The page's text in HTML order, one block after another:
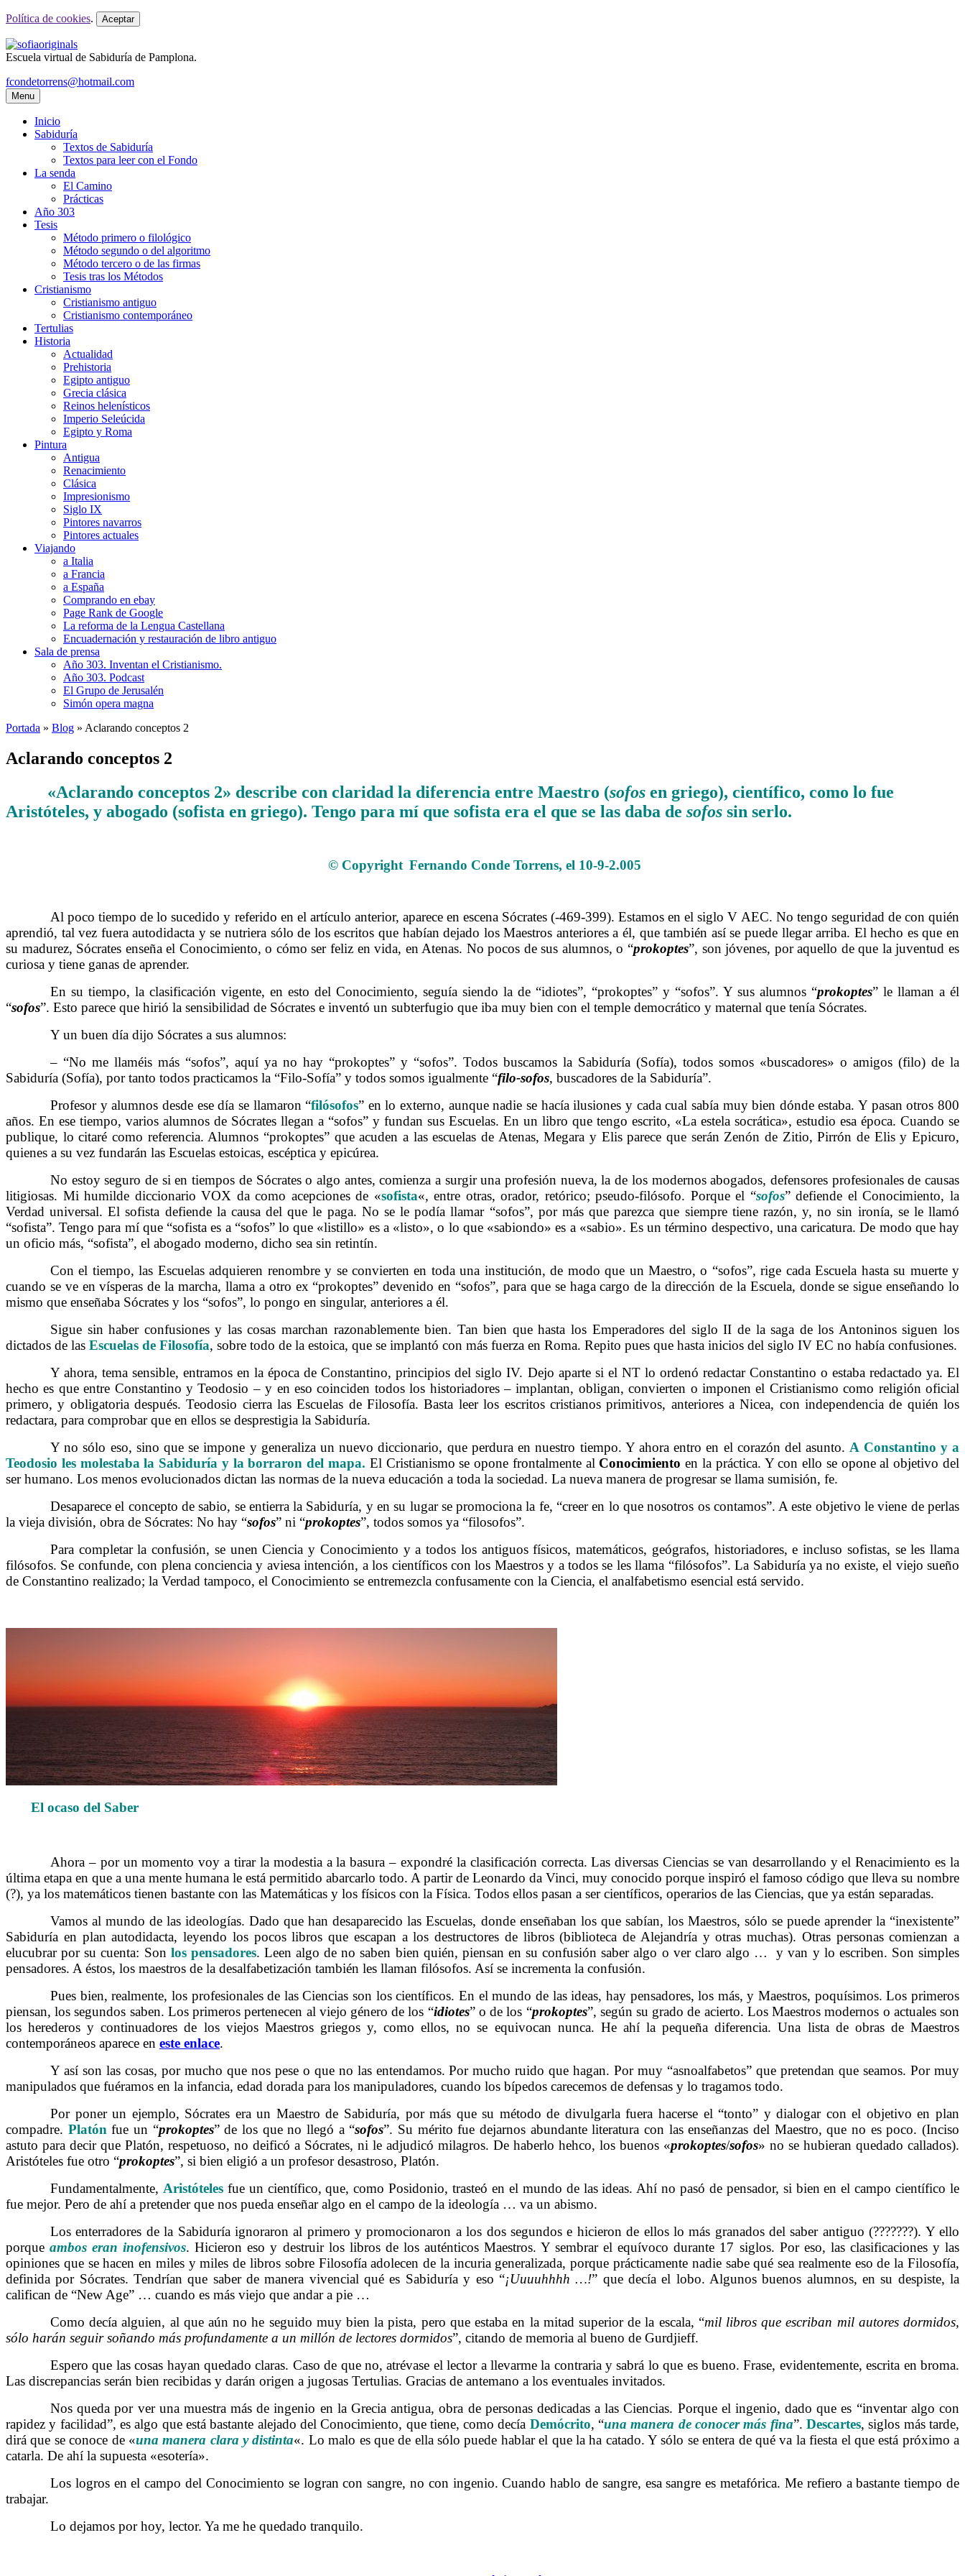
Política de cookies. Aceptar
Escuela virtual de Sabiduría de Pamplona.
fcondetorrens@hotmail.com
Menu
Inicio
Sabiduría
Textos de Sabiduría
Textos para leer con el Fondo
La senda
El Camino
Prácticas
Año 303
Tesis
Método primero o filológico
Método segundo o del algoritmo
Método tercero o de las firmas
Tesis tras los Métodos
Cristianismo
Cristianismo antiguo
Cristianismo contemporáneo
Tertulias
Historia
Actualidad
Prehistoria
Egipto antiguo
Grecia clásica
Reinos helenísticos
Imperio Seleúcida
Egipto y Roma
Pintura
Antigua
Renacimiento
Clásica
Impresionismo
Siglo IX
Pintores navarros
Pintores actuales
Viajando
a Italia
a Francia
a España
Comprando en ebay
Page Rank de Google
La reforma de la Lengua Castellana
Encuadernación y restauración de libro antiguo
Sala de prensa
Año 303. Inventan el Cristianismo.
Año 303. Podcast
El Grupo de Jerusalén
Simón opera magna
Portada » Blog » Aclarando conceptos 2
Aclarando conceptos 2
«Aclarando conceptos 2» describe con claridad la diferencia entre Maestro (sofos en griego), científico, como lo fue
Aristóteles, y abogado (sofista en griego). Tengo para mí que sofista era el que se las daba de sofos sin serlo.
© Copyright Fernando Conde Torrens, el 10-9-2.005
Al poco tiempo de lo sucedido y referido en el artículo anterior, aparece en escena Sócrates (-469-399). Estamos en el siglo V AEC. No tengo seguridad de con quién
aprendió, tal vez fuera autodidacta y se nutriera sólo de los escritos que habían dejado los Maestros anteriores a él, que también así se puede llegar arriba. El hecho es que en
su madurez, Sócrates enseña el Conocimiento, o cómo ser feliz en vida, en Atenas. No pocos de sus alumnos, o “prokoptes”, son jóvenes, por aquello de que la juventud es
curiosa y tiene ganas de aprender.
En su tiempo, la clasificación vigente, en esto del Conocimiento, seguía siendo la de “idiotes”, “prokoptes” y “sofos”. Y sus alumnos “prokoptes” le llaman a él
“sofos”. Esto parece que hirió la sensibilidad de Sócrates e inventó un subterfugio que iba muy bien con el temple democrático y maternal que tenía Sócrates.
Y un buen día dijo Sócrates a sus alumnos:
……….– “No me llaméis más “sofos”, aquí ya no hay “prokoptes” y “sofos”. Todos buscamos la Sabiduría (Sofía), todos somos «buscadores» o amigos (filo) de la
Sabiduría (Sofía), por tanto todos practicamos la “Filo-Sofía” y todos somos igualmente “filo-sofos, buscadores de la Sabiduría”.
Profesor y alumnos desde ese día se llamaron “filósofos” en lo externo, aunque nadie se hacía ilusiones y cada cual sabía muy bien dónde estaba. Y pasan otros 800
años. En ese tiempo, varios alumnos de Sócrates llegan a “sofos” y fundan sus Escuelas. En un libro que tengo escrito, «La estela socrática», estudio esa época. Cuando se
publique, lo citaré como referencia. Alumnos “prokoptes” que acuden a las escuelas de Atenas, Megara y Elis parece que serán Zenón de Zitio, Pirrón de Elis y Epicuro,
quienes a su vez fundarán las Escuelas estoicas, escéptica y epicúrea.
No estoy seguro de si en tiempos de Sócrates o algo antes, comienza a surgir una profesión nueva, la de los modernos abogados, defensores profesionales de causas
litigiosas. Mi humilde diccionario VOX da como acepciones de «sofista«, entre otras, orador, retórico; pseudo-filósofo. Porque el “sofos” defiende el Conocimiento, la
Verdad universal. El sofista defiende la causa del que le paga. No se le podía llamar “sofos”, por más que parezca que siempre tiene razón, y, no sin ironía, se le llamó
“sofista”. Tengo para mí que “sofista es a “sofos” lo que «listillo» es a «listo», o lo que «sabiondo» es a «sabio». Es un término despectivo, una caricatura. De modo que hay
un oficio más, “sofista”, el abogado moderno, dicho sea sin retintín.
Con el tiempo, las Escuelas adquieren renombre y se convierten en toda una institución, de modo que un Maestro, o “sofos”, rige cada Escuela hasta su muerte y
cuando se ve en vísperas de la marcha, llama a otro ex “prokoptes” devenido en “sofos”, para que se haga cargo de la dirección de la Escuela, donde se sigue enseñando lo
mismo que enseñaba Sócrates y los “sofos”, lo pongo en singular, anteriores a él.
Sigue sin haber confusiones y las cosas marchan razonablemente bien. Tan bien que hasta los Emperadores del siglo II de la saga de los Antoninos siguen los
dictados de las Escuelas de Filosofía, sobre todo de la estoica, que se implantó con más fuerza en Roma. Repito pues que hasta inicios del siglo IV EC no había confusiones.
Y ahora, tema sensible, entramos en la época de Constantino, principios del siglo IV. Dejo aparte si el NT lo ordenó redactar Constantino o estaba redactado ya. El
hecho es que entre Constantino y Teodosio – y en eso coinciden todos los historiadores – implantan, obligan, convierten o imponen el Cristianismo como religión oficial
primero, y obligatoria después. Teodosio cierra las Escuelas de Filosofía. Basta leer los escritos cristianos primitivos, anteriores a Nicea, con independencia de quién los
redactara, para comprobar que en ellos se desprestigia la Sabiduría.
Y no sólo eso, sino que se impone y generaliza un nuevo diccionario, que perdura en nuestro tiempo. Y ahora entro en el corazón del asunto. A Constantino y a
Teodosio les molestaba la Sabiduría y la borraron del mapa. El Cristianismo se opone frontalmente al Conocimiento en la práctica. Y con ello se opone al objetivo del
ser humano. Los menos evolucionados dictan las normas de la nueva educación a toda la sociedad. La nueva manera de progresar se llama sumisión, fe.
Desaparece el concepto de sabio, se entierra la Sabiduría, y en su lugar se promociona la fe, “creer en lo que nosotros os contamos”. A este objetivo le viene de perlas
la vieja división, obra de Sócrates: No hay “sofos” ni “prokoptes”, todos somos ya “filosofos”.
Para completar la confusión, se unen Ciencia y Conocimiento y a todos los antiguos físicos, matemáticos, geógrafos, historiadores, e incluso sofistas, se les llama
filósofos. Se confunde, con plena conciencia y aviesa intención, a los científicos con los Maestros y a todos se les llama “filósofos”. La Sabiduría ya no existe, el viejo sueño
de Constantino realizado; la Verdad tampoco, el Conocimiento se entremezcla confusamente con la Ciencia, el analfabetismo esencial está servido.
El ocaso del Saber
Ahora – por un momento voy a tirar la modestia a la basura – expondré la clasificación correcta. Las diversas Ciencias se van desarrollando y el Renacimiento es la
última etapa en que a una mente humana le está permitido abarcarlo todo. A partir de Leonardo da Vinci, muy conocido porque inspiró el famoso código que lleva su nombre
(?), ya los matemáticos tienen bastante con las Matemáticas y los físicos con la Física. Todos ellos pasan a ser científicos, operarios de las Ciencias, que ya están separadas.
Vamos al mundo de las ideologías. Dado que han desaparecido las Escuelas, donde enseñaban los que sabían, los Maestros, sólo se puede aprender la “inexistente”
Sabiduría en plan autodidacta, leyendo los pocos libros que escapan a los destructores de libros (biblioteca de Alejandría y otras muchas). Otras personas comienzan a
elucubrar por su cuenta: Son los pensadores. Leen algo de no saben bien quién, piensan en su confusión saber algo o ver claro algo … y van y lo escriben. Son simples
pensadores. A éstos, los maestros de la desalfabetización también les llaman filósofos. Así se incrementa la confusión.
Pues bien, realmente, los profesionales de las Ciencias son los científicos. En el mundo de las ideas, hay pensadores, los más, y Maestros, poquísimos. Los primeros
piensan, los segundos saben. Los primeros pertenecen al viejo género de los “idiotes” o de los “prokoptes”, según su grado de acierto. Los Maestros modernos o actuales son
los herederos y continuadores de los viejos Maestros griegos y, como ellos, no se equivocan nunca. He ahí la pequeña diferencia. Una lista de obras de Maestros
contemporáneos aparece en este enlace.
Y así son las cosas, por mucho que nos pese o que no las entendamos. Por mucho ruido que hagan. Por muy “asnoalfabetos” que pretendan que seamos. Por muy
manipulados que fuéramos en la infancia, edad dorada para los manipuladores, cuando los bípedos carecemos de defensas y lo tragamos todo.
Por poner un ejemplo, Sócrates era un Maestro de Sabiduría, por más que su método de divulgarla fuera hacerse el “tonto” y dialogar con el objetivo en plan
compadre. Platón fue un “prokoptes” de los que no llegó a “sofos”. Su mérito fue dejarnos abundante literatura con las enseñanzas del Maestro, que no es poco. (Inciso
astuto para decir que Platón, respetuoso, no deificó a Sócrates, ni le adjudicó milagros. De haberlo hehco, los buenos «prokoptes/sofos» no se hubieran quedado callados).
Aristóteles fue otro “prokoptes”, si bien eligió a un profesor desastroso, Platón.
Fundamentalmente, Aristóteles fue un científico, que, como Posidonio, trasteó en el mundo de las ideas. Ahí no pasó de pensador, si bien en el campo científico le
fue mejor. Pero de ahí a pretender que nos pueda enseñar algo en el campo de la ideología … va un abismo.
Los enterradores de la Sabiduría ignoraron al primero y promocionaron a los dos segundos e hicieron de ellos lo más granados del saber antiguo (???????). Y ello
porqueambos eran inofensivos. Hicieron eso y destruir los libros de los auténticos Maestros. Y sembrar el equívoco durante 17 siglos. Por eso, las clasificaciones y las
opiniones que se hacen en miles y miles de libros sobre Filosofía adolecen de la incuria generalizada, porque prácticamente nadie sabe qué sea realmente eso de la Filosofía,
definida por Sócrates. Tendrían que saber de manera vivencial qué es Sabiduría y eso “¡Uuuuhhhh …!” que decía el lobo. Algunos buenos alumnos, en su despiste, la
califican de “New Age” … cuando es más viejo que andar a pie …
Como decía alguien, al que aún no he seguido muy bien la pista, pero que estaba en la mitad superior de la escala, “mil libros que escriban mil autores dormidos,
sólo harán seguir soñando más profundamente a un millón de lectores dormidos”, citando de memoria al bueno de Gurdjieff.
Espero que las cosas hayan quedado claras. Caso de que no, atrévase el lector a llevarme la contraria y sabrá lo que es bueno. Frase, evidentemente, escrita en broma.
Las discrepancias serán bien recibidas y darán origen a jugosas Tertulias. Gracias de antemano a los eventuales invitados.
Nos queda por ver una muestra más de ingenio en la Grecia antigua, obra de personas dedicadas a las Ciencias. Porque el ingenio, dado que es “inventar algo con
rapidez y facilidad”, es algo que está bastante alejado del Conocimiento, que tiene, como decía Demócrito, “una manera de conocer más fina”.Descartes, siglos más tarde,
dirá que se conoce de «una manera clara y distinta«. Lo malo es que de ella sólo puede hablar el que la ha catado. Y sólo se entera de qué va la fiesta el que está próximo a
catarla. De ahí la supuesta «esotería».
Los logros en el campo del Conocimiento se logran con sangre, no con ingenio. Cuando hablo de sangre, esa sangre es metafórica. Me refiero a bastante tiempo de
trabajar.
Lo dejamos por hoy, lector. Ya me he quedado tranquilo.